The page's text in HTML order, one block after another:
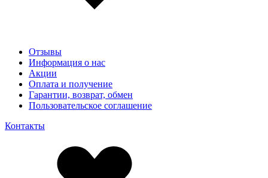
Отзывы
Информация о нас
Акции
Оплата и получение
Гарантии, возврат, обмен
Пользовательское соглашение
Контакты